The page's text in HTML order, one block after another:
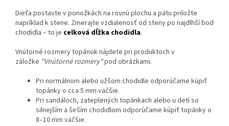
Dieťa postavte v ponožkách na rovnú plochu a pätu priložte
napríklad k stene. Zmerajte vzdialenosť od steny po najdlhší bod
chodidla – to je celková dĺžka chodidla.
Vnútorné rozmery topánok nájdete pri produktoch v
záložke "Vnútorné rozmery"pod obrázkami.
Pri normálnom alebo užšom chodidle odporúčame kúpiť
topánky o cca 5 mm väčšie.
Pri sandáloch, zateplených topánkach alebo u detí so
silnejším a širším chodidlom odporúčame kúpiť topánky o
8–10 mm väčšie.